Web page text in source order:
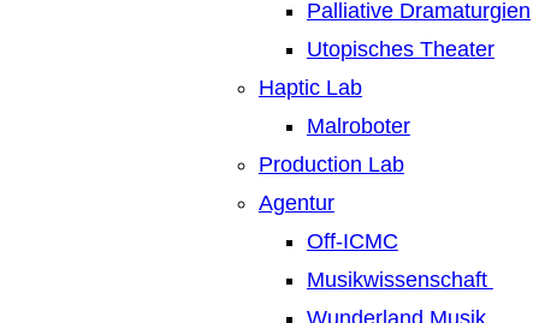
Palliative Dramaturgien
Utopisches Theater
Haptic Lab
Malroboter
Production Lab
Agentur
Off-ICMC
Musikwissenschaft
Wunderland Musik